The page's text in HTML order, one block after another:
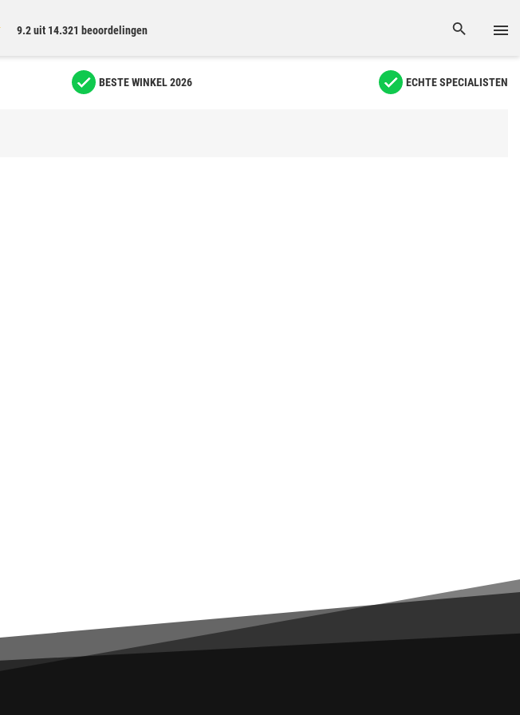
9.2 uit 14.321 beoordelingen
BESTE WINKEL 2026 ECHTE SPECIALISTEN